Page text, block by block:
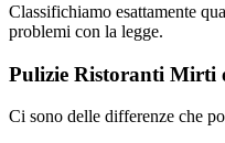
Classifichiamo esattamente
problemi con la legge.
Pulizie Ristoranti Mirti
Ci sono delle differenze che